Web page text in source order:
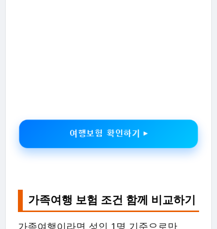
여행보험 확인하기 ▶
가족여행 보험 조건 함께 비교하기
가족여행이라면 성인 1명 기준으로만